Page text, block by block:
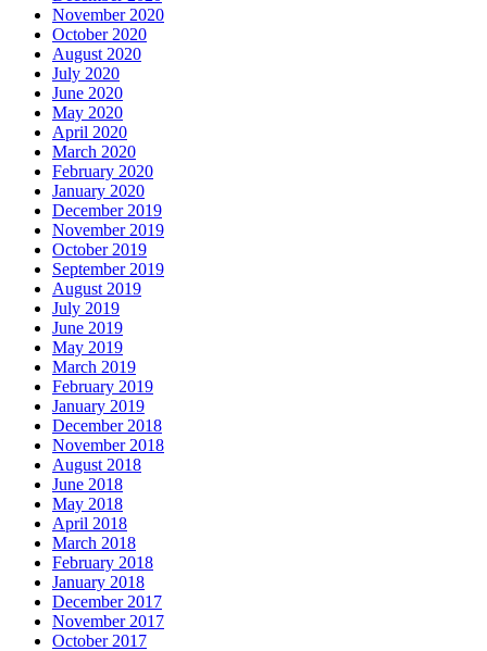
November 2020
October 2020
August 2020
July 2020
June 2020
May 2020
April 2020
March 2020
February 2020
January 2020
December 2019
November 2019
October 2019
September 2019
August 2019
July 2019
June 2019
May 2019
March 2019
February 2019
January 2019
December 2018
November 2018
August 2018
June 2018
May 2018
April 2018
March 2018
February 2018
January 2018
December 2017
November 2017
October 2017